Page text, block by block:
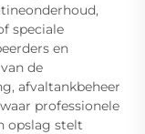
speciale
en
de
afvaltankbeheer
professionele
opslag stelt